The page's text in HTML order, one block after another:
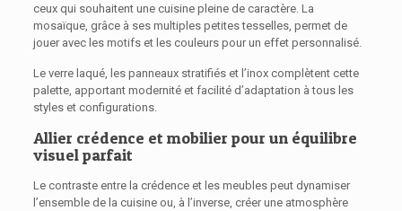
ceux qui souhaitent une cuisine pleine de caractère. La
mosaïque, grâce à ses multiples petites tesselles, permet de
jouer avec les motifs et les couleurs pour un effet personnalisé.
Le verre laqué, les panneaux stratifiés et l’inox complètent cette
palette, apportant modernité et facilité d’adaptation à tous les
styles et configurations.
Allier crédence et mobilier pour un équilibre
visuel parfait
Le contraste entre la crédence et les meubles peut dynamiser
l’ensemble de la cuisine ou, à l’inverse, créer une atmosphère